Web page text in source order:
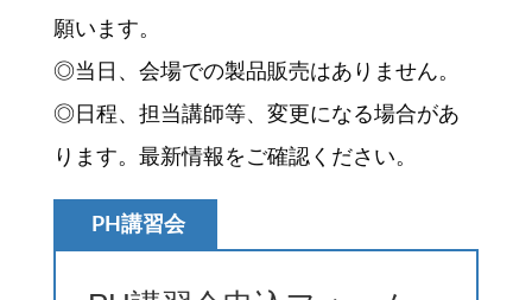
願います。
◎当日、会場での製品販売はありません。
◎日程、担当講師等、変更になる場合があ
ります。最新情報をご確認ください。
PH講習会